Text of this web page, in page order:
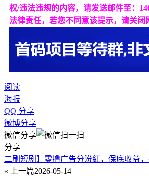
权/违法违规的内容，请发送邮件至：
法律责任，若您不同意该提示，请关闭
阅读
海报
QQ 分享
微博分享
微信分享
分享
二刷短剧】零撸广告分汾紅，保底收益
« 上一篇2026-05-14